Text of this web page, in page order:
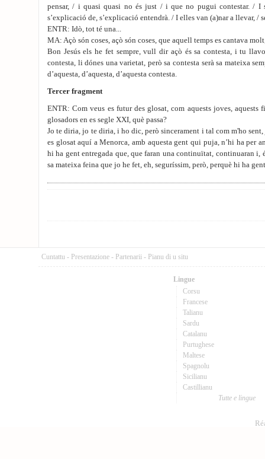
pensar, / i quasi quasi no és just / i que no pugui contestar. /
s’explicació de, s’explicació entendrà. / I elles van (a)nar a llevar, /
ENTR: Idò, tot té una...
MA: Açò són coses, açò són coses, que aquell temps es cantava
Bon Jesús els he fet sempre, vull dir açò és sa contesta, i tu
contesta, li dónes una varietat, però sa contesta serà sa mateixa
d’aquesta, d’aquesta, d’aquesta contesta.
Tercer fragment
ENTR: Com veus es futur des glosat, com aquests joves, aquests
glosadors en es segle XXI, què passa?
Jo te diria, jo te diria, i ho dic, però sincerament i tal com m'ho
es glosat aquí a Menorca, amb aquesta gent qui puja, n’hi ha per
hi ha gent entregada que, que faran una continuïtat, continuaran i,
sa mateixa feina que jo he fet, eh, seguríssim, però, perquè hi ha gent
Cuntattu - Presentazione - Partenarii - Pianu di u situ
Lingue
Corsu
Francese
Talianu
Sardu
Catalanu
Purtughese
Maltese
Spagnolu
Sicilianu
Castillianu
Tutte e lingue